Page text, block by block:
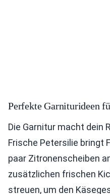
Perfekte Garniturideen
Die Garnitur macht dein
Frische Petersilie bringt
paar Zitronenscheiben
zusätzlichen frischen
streuen, um den